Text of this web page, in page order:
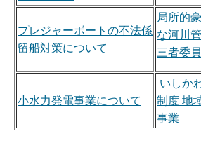
プレジャーボートの不法係
留船対策について
局所的
な河川
三者委員
小水力発電事業について
いしか
制度 地
事業